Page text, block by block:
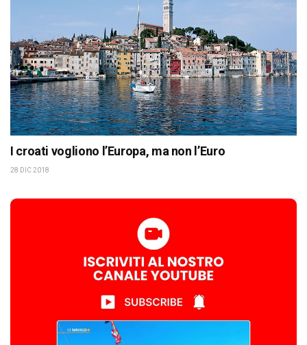
I croati vogliono l’Europa, ma non l’Euro
28 DIC 2018